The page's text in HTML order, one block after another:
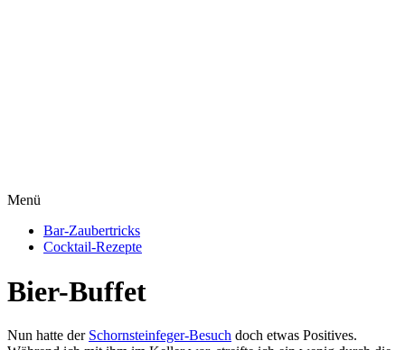
Menü
Bar-Zaubertricks
Cocktail-Rezepte
Bier-Buffet
Nun hatte der Schornsteinfeger-Besuch doch etwas Positives.